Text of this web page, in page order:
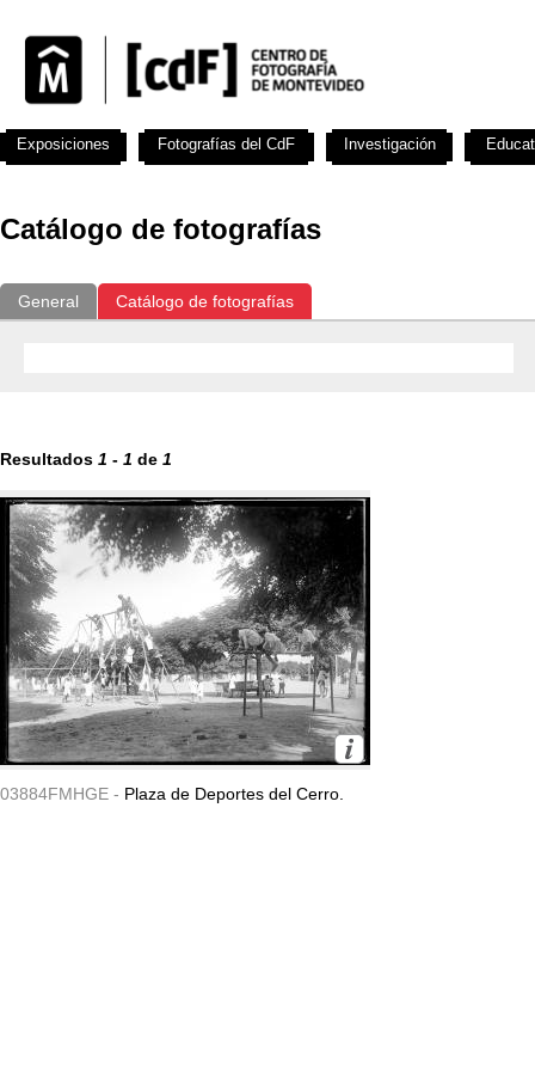
Catálogo de fotografías
General Catálogo de fotografías
Resultados 1 - 1 de 1
03884FMHGE - Plaza de Deportes del Cerro.
Exposiciones Fotografías del CdF Investigación